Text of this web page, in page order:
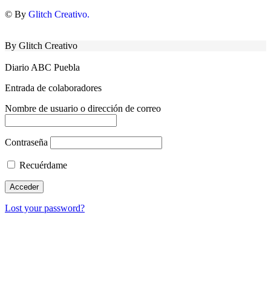
© By Glitch Creativo.
By Glitch Creativo
Diario ABC Puebla
Entrada de colaboradores
Nombre de usuario o dirección de correo
Contraseña
Recuérdame
Lost your password?